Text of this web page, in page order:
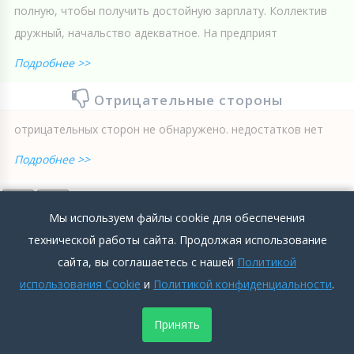
полную, чтобы получить достойную зарплату. Коллектив
дружный, начальство адекватное. На предприят
Подробнее >>
Отрицательные стороны
отрицательных сторон не обнаружено. недостатков нет
Подробнее >>
Веранда на "отлично"
2018-08-09 00:45:12
Мы используем файлы cookie для обеспечения
технической работы сайта. Продолжая использование
сайта, вы соглашаетесь с нашей Политикой
использования Cookie и Политикой конфиденциальности.
Принять